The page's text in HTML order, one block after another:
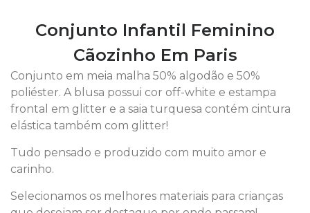
Conjunto Infantil Feminino
Cãozinho Em Paris
Conjunto em meia malha 50% algodão e 50%
poliéster. A blusa possui cor off-white e estampa
frontal em glitter e a saia turquesa contém cintura
elástica também com glitter!
Tudo pensado e produzido com muito amor e
carinho.
Selecionamos os melhores materiais para crianças